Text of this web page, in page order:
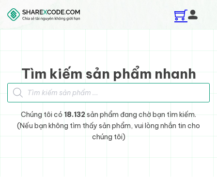
Skip to main content
Skip to footer
Tìm kiếm sản phẩm nhanh
Tìm kiếm sản phẩm
Chúng tôi có 18.132sản phẩm đang chờ bạn tìm kiếm.
(Nếu bạn không tìm thấy sản phẩm, vui lòng nhắn tin cho
chúng tôi)